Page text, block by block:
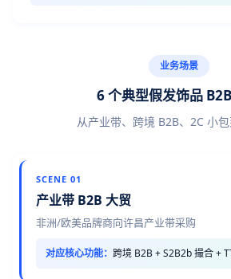
业务场景
6 个典型假发饰品
从产业带、跨境 B2B、2C 小
SCENE 01
产业带 B2B 大贸
非洲/欧美品牌商向许昌产业带采购
对应核心功能： 跨境 B2B + S2B2b 撮合 +